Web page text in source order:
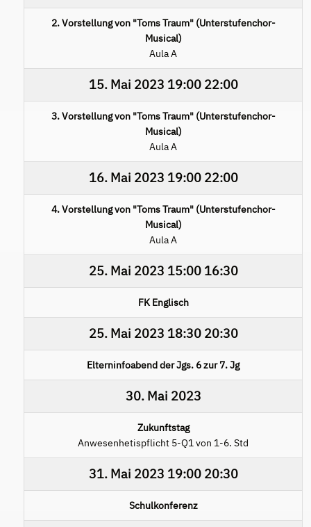
2. Vorstellung von "Toms Traum" (Unterstufenchor-
Musical)
Aula A
15. Mai 2023 19:00 22:00
3. Vorstellung von "Toms Traum" (Unterstufenchor-
Musical)
Aula A
16. Mai 2023 19:00 22:00
4. Vorstellung von "Toms Traum" (Unterstufenchor-
Musical)
Aula A
25. Mai 2023 15:00 16:30
FK Englisch
25. Mai 2023 18:30 20:30
Elterninfoabend der Jgs. 6 zur 7. Jg
30. Mai 2023
Zukunftstag
Anwesenhetispflicht 5-Q1 von 1-6. Std
31. Mai 2023 19:00 20:30
Schulkonferenz